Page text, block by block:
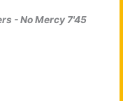
- No Mercy 7'45